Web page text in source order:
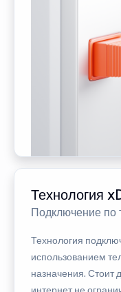
Технология
Подключение по
Технология
использованием
назначения. Стоит